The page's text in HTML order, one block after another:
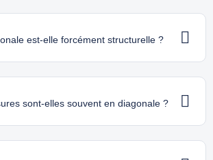
est-elle forcément structurelle ?
sont-elles souvent en diagonale ?